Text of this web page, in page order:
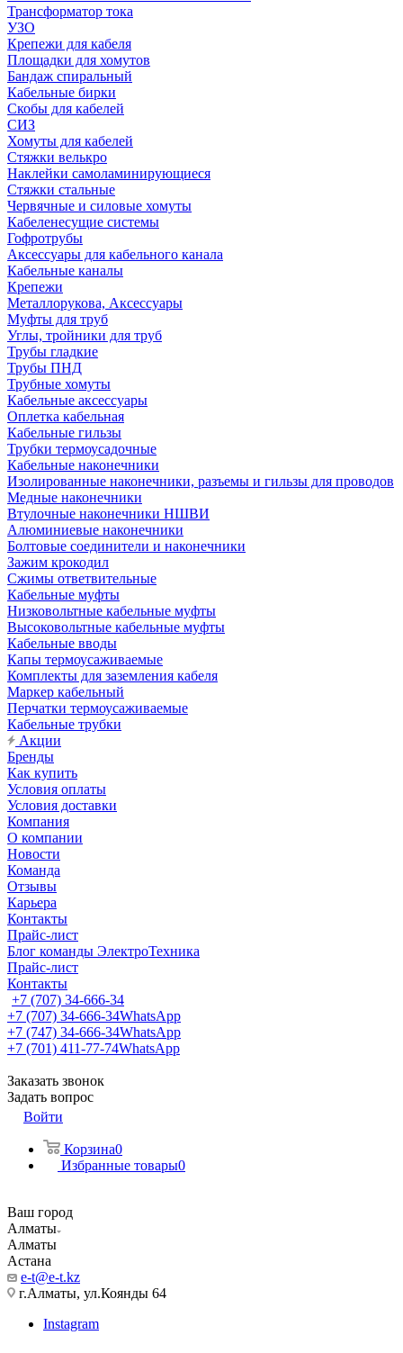
Трансформатор тока
УЗО
Крепежи для кабеля
Площадки для хомутов
Бандаж спиральный
Кабельные бирки
Cкобы для кабелей
СИЗ
Хомуты для кабелей
Стяжки велькро
Наклейки самоламинирующиеся
Стяжки стальные
Червячные и силовые хомуты
Кабеленесущие системы
Гофротрубы
Аксессуары для кабельного канала
Кабельные каналы
Крепежи
Металлорукова, Аксессуары
Муфты для труб
Углы, тройники для труб
Трубы гладкие
Трубы ПНД
Трубные хомуты
Кабельные аксессуары
Оплетка кабельная
Кабельные гильзы
Трубки термоусадочные
Кабельные наконечники
Изолированные наконечники, разъемы и гильзы для проводов
Медные наконечники
Втулочные наконечники НШВИ
Алюминиевые наконечники
Болтовые соединители и наконечники
Зажим крокодил
Сжимы ответвительные
Кабельные муфты
Низковольтные кабельные муфты
Высоковольтные кабельные муфты
Кабельные вводы
Капы термоусаживаемые
Комплекты для заземления кабеля
Маркер кабельный
Перчатки термоусаживаемые
Кабельные трубки
Акции
Бренды
Как купить
Условия оплаты
Условия доставки
Компания
О компании
Новости
Команда
Отзывы
Карьера
Контакты
Прайс-лист
Блог команды ЭлектроТехника
Прайс-лист
Контакты
+7 (707) 34-666-34
+7 (707) 34-666-34WhatsApp
+7 (747) 34-666-34WhatsApp
+7 (701) 411-77-74WhatsApp
Заказать звонок
Задать вопрос
Войти
Корзина0
Избранные товары0
Ваш город
Алматы
Алматы
Астана
e-t@e-t.kz
г.Алматы, ул.Коянды 64
Instagram